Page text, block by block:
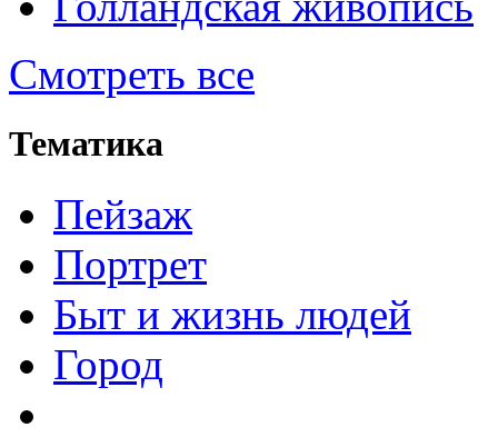
Смотреть все
Тематика
Пейзаж
Портрет
Быт и жизнь людей
Город